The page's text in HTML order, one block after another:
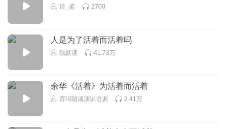
诗_柔 2700
人是为了活着而活着吗
陈默读 41.73万
余华《活着》为活着而活着
育珂朗诵演讲培训 2.41万